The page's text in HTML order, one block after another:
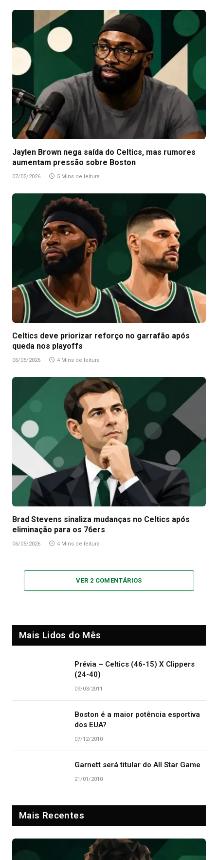
Jaylen Brown nega saída do Celtics, mas rumores
aumentam pressão sobre Boston
07/05/2026 5 Mins de leitura
Celtics deve priorizar reforço no garrafão após
queda nos playoffs
06/05/2026 4 Mins de leitura
Brad Stevens sinaliza mudanças no Celtics após
eliminação para os 76ers
06/05/2026 4 Mins de leitura
VER 2 COMENTÁRIOS
Mais Lidos do Mês
Prévia – Celtics (46-15) X Clippers
(24-40)
09/03/2011
Boston é a maior potência esportiva
dos EUA?
07/12/2010
Garnett será titular do All Star Game
21/01/2010
Mais Recentes